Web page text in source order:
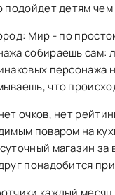
подойдет детям
Мир - по
собираешь сам:
персонажа
что
очков, нет
поваром на
магазин
понадобится